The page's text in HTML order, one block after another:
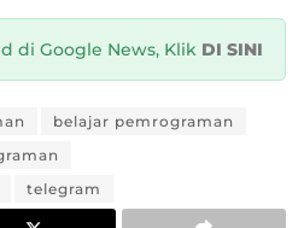
di Google News, Klik DI SINI
belajar pemrograman
telegram